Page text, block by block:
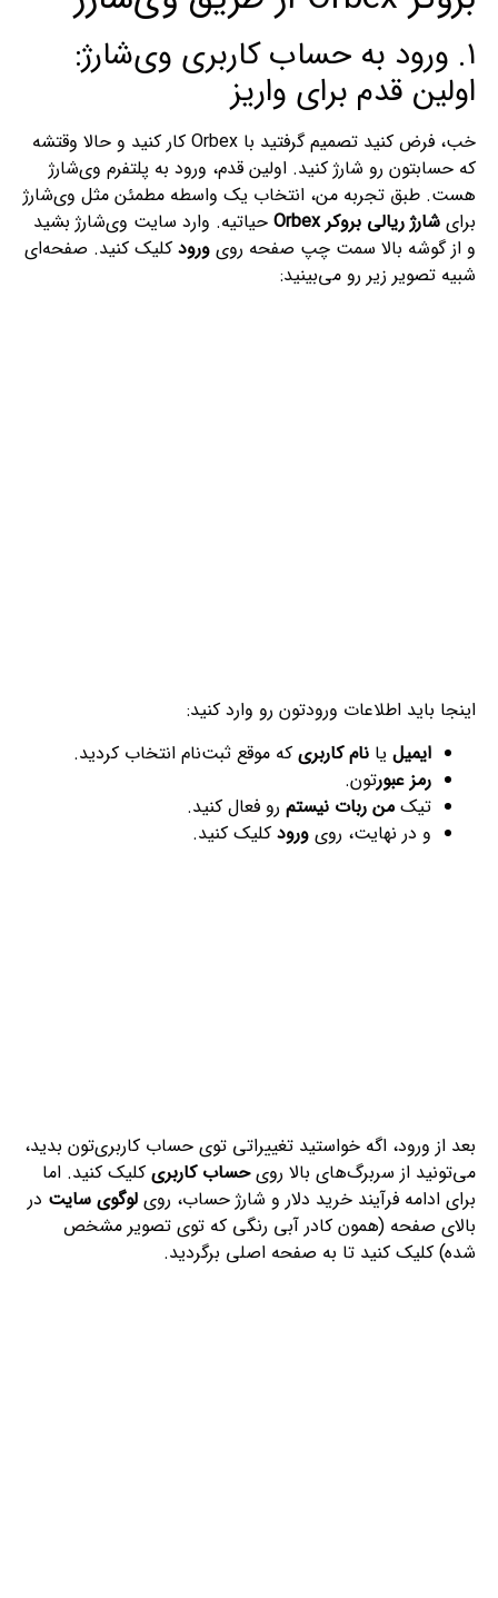
۱. ورود به حساب کاربری وی‌شارژ:
اولین قدم برای واریز
خب، فرض کنید تصمیم گرفتید با Orbex کار کنید و حالا وقتشه
که حسابتون رو شارژ کنید. اولین قدم، ورود به پلتفرم وی‌شارژ
هست. طبق تجربه من، انتخاب یک واسطه مطمئن مثل وی‌شارژ
برای شارژ ریالی بروکر Orbex
حیاتیه. وارد سایت وی‌شارژ بشید
و از گوشه بالا سمت چپ صفحه روی ورود کلیک کنید. صفحه‌ای
شبیه تصویر زیر رو می‌بینید:
اینجا باید اطلاعات ورودتون رو وارد کنید:
ایمیل یا نام کاربری که موقع ثبت‌نام انتخاب کردید.
رمز عبورتون.
تیک من ربات نیستم رو فعال کنید.
و در نهایت، روی ورود کلیک کنید.
بعد از ورود، اگه خواستید تغییراتی توی حساب کاربری‌تون بدید،
می‌تونید از سربرگ‌های بالا رویحساب کاربری کلیک کنید. اما
برای ادامه فرآیند خرید دلار و شارژ حساب، روی لوگوی سایت در
بالای صفحه (همون کادر آبی رنگی که توی تصویر مشخص
شده) کلیک کنید تا به صفحه اصلی برگردید.